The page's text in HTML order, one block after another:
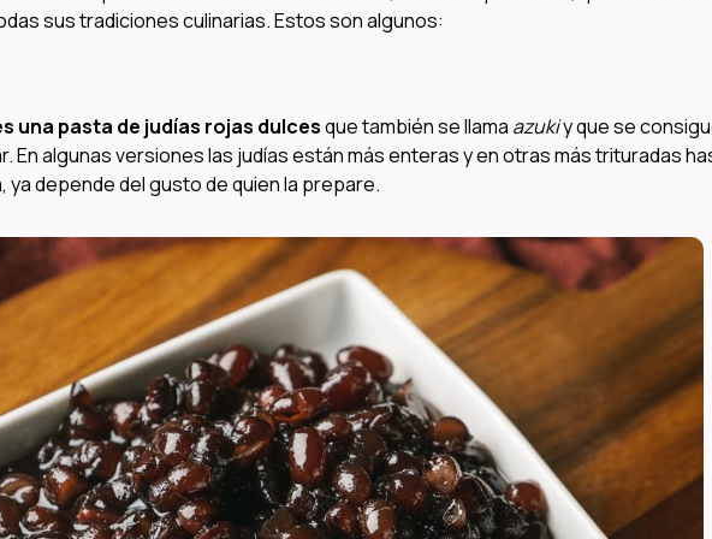
sus tradiciones culinarias. Estos son algunos:
una pasta de judías rojas dulcesque también se llama azukiy que se
En algunas versiones las judías están más enteras y en otras más trituradas
depende del gusto de quien la prepare.